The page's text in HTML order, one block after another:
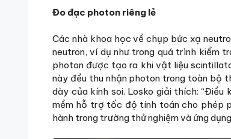
Đo đạc photon riêng lẻ
Các nhà khoa học về chụp bức xạ
neutron, ví dụ như trong quá trình kiểm
photon được tạo ra khi vật liệu
này đều thu nhận photon trong toàn bộ
dày của kính soi. Losko giải thích:
mềm hỗ trợ tốc độ tính toán cho phép
hành trong trường thử nghiệm và ứng